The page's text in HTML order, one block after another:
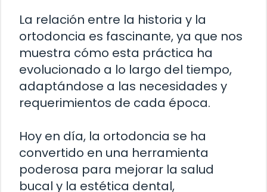
La relación entre la historia y la
ortodoncia es fascinante, ya que nos
muestra cómo esta práctica ha
evolucionado a lo largo del tiempo,
adaptándose a las necesidades y
requerimientos de cada época.
Hoy en día, la ortodoncia se ha
convertido en una herramienta
poderosa para mejorar la salud
bucal y la estética dental,